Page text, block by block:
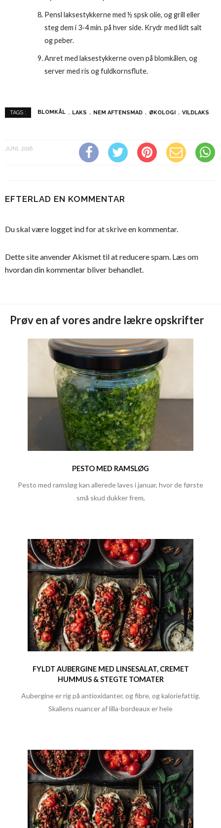
Pensl laksestykkerne med ½ spsk olie, og grill eller
steg dem i 3-4 min. på hver side. Krydr med lidt salt
og peber.
Anret med laksestykkerne oven på blomkålen, og
server med ris og fuldkornsflute.
TAGS : BLOMKÅL LAKS NEM AFTENSMAD ØKOLOGI VILDLAKS
JUNI, 2016
EFTERLAD EN KOMMENTAR
Du skal være logget indfor at skrive en kommentar.
Dette site anvender Akismet til at reducere spam. Læs om
hvordan din kommentar bliver behandlet.
Prøv en af vores andre lækre opskrifter
PESTO MED RAMSLØG
Pesto med ramsløg kan allerede laves i januar, hvor de første
små skud dukker frem,
FYLDT AUBERGINE MED LINSESALAT, CREMET
HUMMUS & STEGTE TOMATER
Aubergine er rig på antioxidanter, og fibre, og kaloriefattig.
Skallens nuancer af lilla-bordeaux er hele